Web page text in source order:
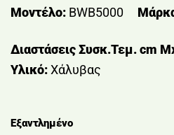
Μοντέλο: BWB5000
Διαστάσεις Συσκ.Τεμ. cm
Υλικό:Χάλυβας
Εξαντλημένο